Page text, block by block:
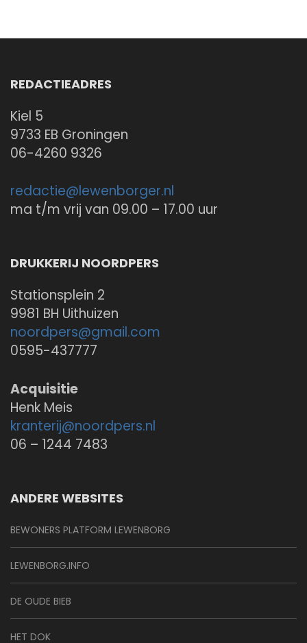
REDACTIEADRES
Kiel 5
9733 EB Groningen
06-4260 9326
redactie@lewenborger.nl
ma t/m vrij van 09.00 – 17.00 uur
DRUKKERIJ NOORDPERS
Stationsplein 2
9981 BH Uithuizen
noordpers@gmail.com
0595-437777
Acquisitie
Henk Meis
kranterij@noordpers.nl
06 – 1244 7483
ANDERE WEBSITES
BEWONERS PLATFORM LEWENBORG
LEWENBORG.INFO
DE OUDE BIEB
HET DOK